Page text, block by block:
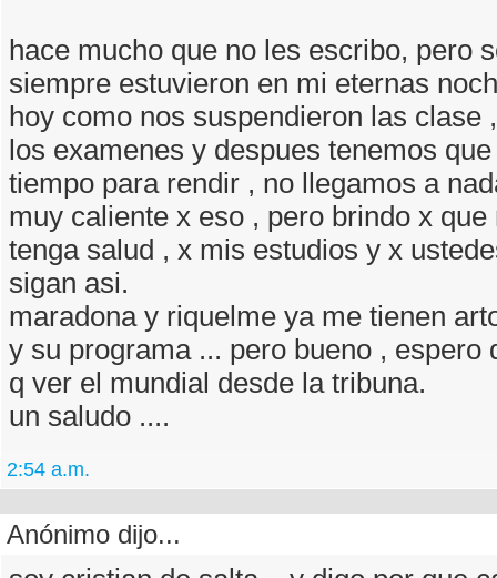
hace mucho que no les escribo, pero
siempre estuvieron en mi eternas
hoy como nos suspendieron las clase
los examenes y despues tenemos
tiempo para rendir , no llegamos a
muy caliente x eso , pero brindo x
tenga salud , x mis estudios y x
sigan asi.
maradona y riquelme ya me tienen
y su programa ... pero bueno , espero
q ver el mundial desde la tribuna.
un saludo ....
2:54 a.m.
Anónimo dijo...